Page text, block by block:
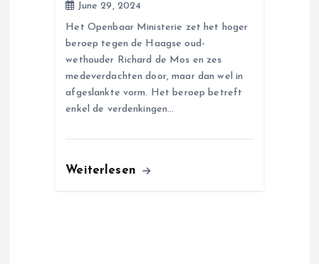
June 29, 2024
Het Openbaar Ministerie zet het hoger
beroep tegen de Haagse oud-
wethouder Richard de Mos en zes
medeverdachten door, maar dan wel in
afgeslankte vorm. Het beroep betreft
enkel de verdenkingen…
Weiterlesen